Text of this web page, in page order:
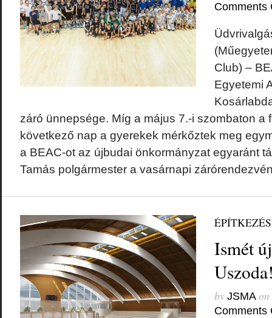
Comments
Club) –
Egyetemi
záró ünnepsége. Míg a május 7.-i szombaton a
következő nap a gyerekek mérkőztek meg
a BEAC-ot az újbudai önkormányzat egyaránt
Tamás polgármester a vasárnapi
Ismét
by JSMAon
Comments